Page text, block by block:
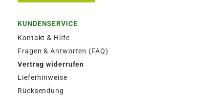
KUNDENSERVICE
Kontakt & Hilfe
Fragen & Antworten (FAQ)
Vertrag widerrufen
Lieferhinweise
Rücksendung